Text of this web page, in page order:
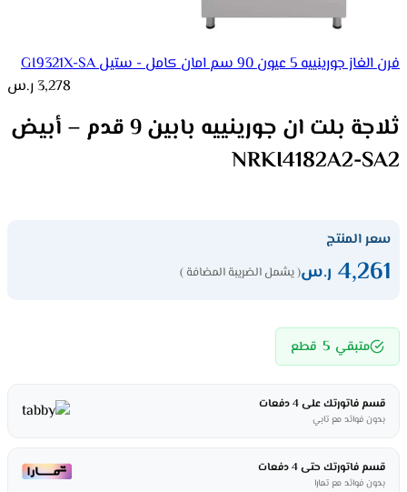
فرن الغاز جورينييه 5 عيون 90 سم امان كامل - ستيل GI9321X-SA
3,278ر.س
ثلاجة بلت ان جورينييه بابين 9 قدم – أبيض
NRKI4182A2-SA2
سعر المنتج
4,261 ر.س( يشمل الضريبة المضافة )
متبقي 5 قطع
قسم فاتورتك على 4 دفعات
بدون فوائد مع تابي
قسم فاتورتك حتى 4 دفعات
بدون فوائد مع تمارا